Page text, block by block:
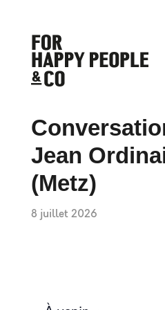
Jean
(Metz)
8 juillet 2026